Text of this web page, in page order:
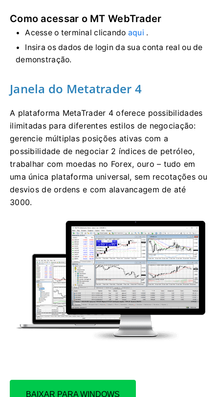
Como acessar o MT WebTrader
Acesse o terminal clicando aqui .
Insira os dados de login da sua conta real ou de
demonstração.
Janela do Metatrader 4
A plataforma MetaTrader 4 oferece possibilidades
ilimitadas para diferentes estilos de negociação:
gerencie múltiplas posições ativas com a
possibilidade de negociar 2 índices de petróleo,
trabalhar com moedas no Forex, ouro – tudo em
uma única plataforma universal, sem recotações ou
desvios de ordens e com alavancagem de até
3000.
BAIXAR PARA WINDOWS